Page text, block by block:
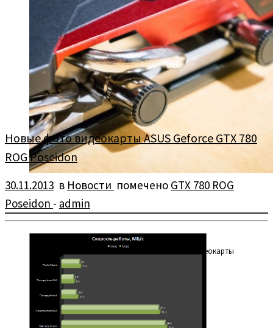
Ресурс SweClockers опубликовал новые фото видеокарты
ASUS Geforce GTX 780 ROG Poseidon.
Новые фото видеокарты ASUS Geforce GTX 780
ROG Poseidon
30.11.2013 в Новости помечено GTX 780 ROG
Poseidon - admin